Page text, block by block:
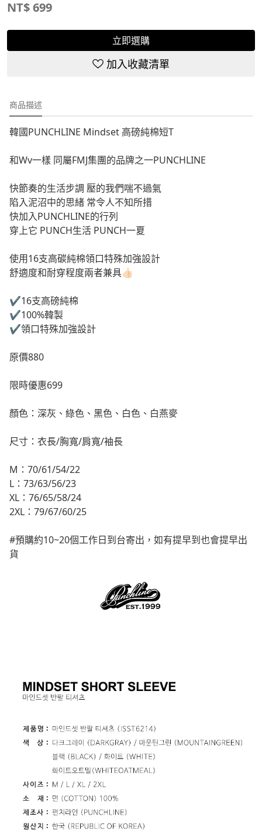
NT$699
立即選購
加入收藏清單
商品描述
韓國PUNCHLINE Mindset 高磅純棉短T
和Wv一樣 同屬FMJ集團的品牌之一PUNCHLINE
快節奏的生活步調 壓的我們喘不過氣
陷入泥沼中的思緒 常令人不知所措
快加入PUNCHLINE的行列
穿上它 PUNCH生活 PUNCH一夏
使用16支高碳純棉領口特殊加強設計
舒適度和耐穿程度兩者兼具👍🏻
✔️16支高磅純棉
✔️100%韓製
✔️領口特殊加強設計
原價880
限時優惠699
顏色：深灰、綠色、黑色、白色、白燕麥
尺寸：衣長/胸寬/肩寬/袖長
M：70/61/54/22
L：73/63/56/23
XL：76/65/58/24
2XL：79/67/60/25
#預購約10~20個工作日到台寄出，如有提早到也會提早出
貨